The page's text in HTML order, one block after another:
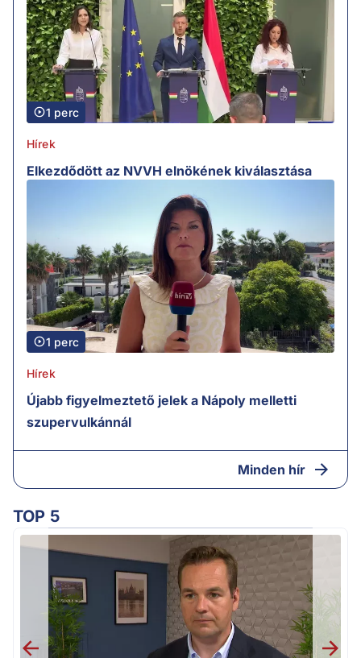
1 perc
Hírek
Elkezdődött az NVVH elnökének kiválasztása
1 perc
Hírek
Újabb figyelmeztető jelek a Nápoly melletti
szupervulkánnál
Minden hír
TOP 5